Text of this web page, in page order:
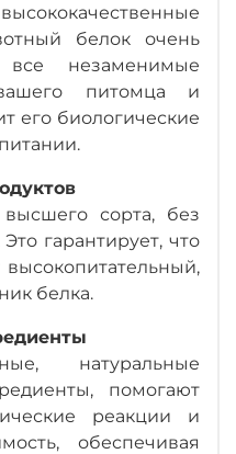
белок очень
незаменимые
питомца и
его биологические
сорта, без
гарантирует, что
белка.
натуральные
помогают
реакции и
обеспечивая